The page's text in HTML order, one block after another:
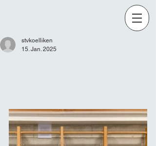
stvkoelliken
15. Jan. 2025